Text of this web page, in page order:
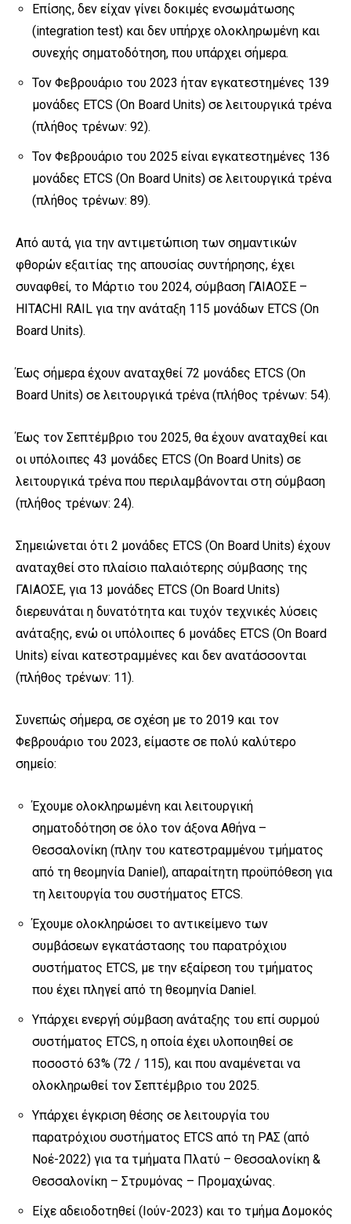
Επίσης, δεν είχαν γίνει δοκιμές ενσωμάτωσης
(integration test) και δεν υπήρχε ολοκληρωμένη και
συνεχής σηματοδότηση, που υπάρχει σήμερα.
Τον Φεβρουάριο του 2023 ήταν εγκατεστημένες 139
μονάδες ETCS (On Board Units) σε λειτουργικά τρένα
(πλήθος τρένων: 92).
Τον Φεβρουάριο του 2025 είναι εγκατεστημένες 136
μονάδες ETCS (On Board Units) σε λειτουργικά τρένα
(πλήθος τρένων: 89).
Από αυτά, για την αντιμετώπιση των σημαντικών
φθορών εξαιτίας της απουσίας συντήρησης, έχει
συναφθεί, το Μάρτιο του 2024, σύμβαση ΓΑΙΑΟΣΕ –
HITACHI RAIL για την ανάταξη 115 μονάδων ETCS (On
Board Units).
Έως σήμερα έχουν αναταχθεί 72 μονάδες ETCS (On
Board Units) σε λειτουργικά τρένα (πλήθος τρένων: 54).
Έως τον Σεπτέμβριο του 2025, θα έχουν αναταχθεί και
οι υπόλοιπες 43 μονάδες ETCS (On Board Units) σε
λειτουργικά τρένα που περιλαμβάνονται στη σύμβαση
(πλήθος τρένων: 24).
Σημειώνεται ότι 2 μονάδες ETCS (On Board Units) έχουν
αναταχθεί στο πλαίσιο παλαιότερης σύμβασης της
ΓΑΙΑΟΣΕ, για 13 μονάδες ETCS (On Board Units)
διερευνάται η δυνατότητα και τυχόν τεχνικές λύσεις
ανάταξης, ενώ οι υπόλοιπες 6 μονάδες ETCS (On Board
Units) είναι κατεστραμμένες και δεν ανατάσσονται
(πλήθος τρένων: 11).
Συνεπώς σήμερα, σε σχέση με το 2019 και τον
Φεβρουάριο του 2023, είμαστε σε πολύ καλύτερο
σημείο:
Έχουμε ολοκληρωμένη και λειτουργική
σηματοδότηση σε όλο τον άξονα Αθήνα –
Θεσσαλονίκη (πλην του κατεστραμμένου τμήματος
από τη θεομηνία Daniel), απαραίτητη προϋπόθεση για
τη λειτουργία του συστήματος ETCS.
Έχουμε ολοκληρώσει το αντικείμενο των
συμβάσεων εγκατάστασης του παρατρόχιου
συστήματος ETCS, με την εξαίρεση του τμήματος
που έχει πληγεί από τη θεομηνία Daniel.
Υπάρχει ενεργή σύμβαση ανάταξης του επί συρμού
συστήματος ETCS, η οποία έχει υλοποιηθεί σε
ποσοστό 63% (72 / 115), και που αναμένεται να
ολοκληρωθεί τον Σεπτέμβριο του 2025.
Υπάρχει έγκριση θέσης σε λειτουργία του
παρατρόχιου συστήματος ETCS από τη ΡΑΣ (από
Νοέ-2022) για τα τμήματα Πλατύ – Θεσσαλονίκη &
Θεσσαλονίκη – Στρυμόνας – Προμαχώνας.
Είχε αδειοδοτηθεί (Ιούν-2023) και το τμήμα Δομοκός